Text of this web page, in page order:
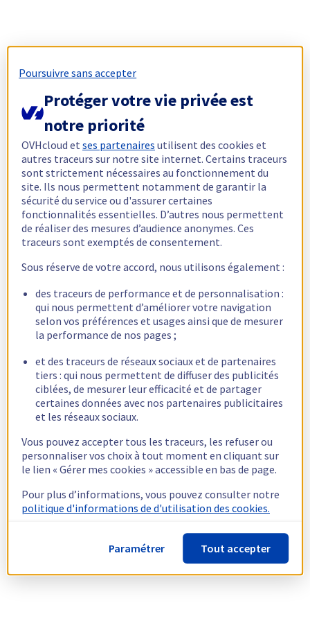
Poursuivre sans accepter
Protéger votre vie privée est
notre priorité
OVHcloud etses partenaires utilisent des cookies et
autres traceurs sur notre site internet. Certains traceurs
sont strictement nécessaires au fonctionnement du
site. Ils nous permettent notamment de garantir la
sécurité du service ou d'assurer certaines
fonctionnalités essentielles. D’autres nous permettent
de réaliser des mesures d’audience anonymes. Ces
traceurs sont exemptés de consentement.
Sous réserve de votre accord, nous utilisons également :
des traceurs de performance et de personnalisation :
qui nous permettent d’améliorer votre navigation
selon vos préférences et usages ainsi que de mesurer
la performance de nos pages ;
et des traceurs de réseaux sociaux et de partenaires
tiers : qui nous permettent de diffuser des publicités
ciblées, de mesurer leur efficacité et de partager
certaines données avec nos partenaires publicitaires
et les réseaux sociaux.
Vous pouvez accepter tous les traceurs, les refuser ou
personnaliser vos choix à tout moment en cliquant sur
le lien « Gérer mes cookies » accessible en bas de page.
Pour plus d’informations, vous pouvez consulter notre
politique d'informations de d'utilisation des cookies.
Paramétrer Tout accepter